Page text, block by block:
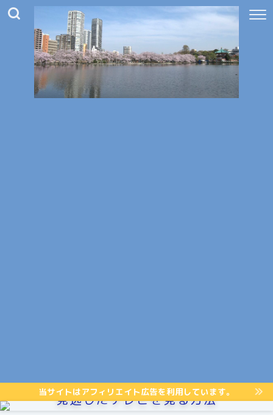
当サイトはアフィリエイト広告を利用しています。
見逃したテレビを見る方法